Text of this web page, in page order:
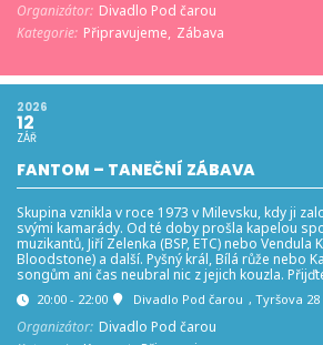
Organizátor: Divadlo Pod čarou
Kategorie: Připravujeme, Zábava
2026
12
ZÁŘ
FANTOM – TANEČNÍ ZÁBAVA
Skupina vznikla v roce 1973 v Milevsku, kdy ji
svými kamarády. Od té doby prošla kapelou
muzikantů, Jiří Zelenka (BSP, ETC) nebo
Bloodstone) a další. Pyšný král, Bílá růže nebo
songům ani čas neubral nic z jejich kouzla.
20:00 - 22:00 Divadlo Pod čarou , Tyršova 28
Organizátor: Divadlo Pod čarou